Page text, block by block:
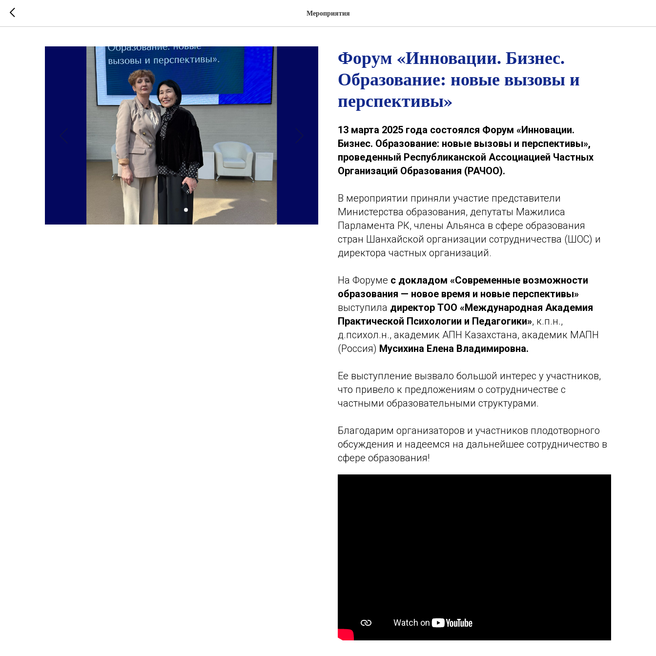
Мероприятия
Форум «Инновации. Бизнес.
Образование: новые вызовы и
перспективы»
13 марта 2025 года состоялся Форум «Инновации.
Бизнес. Образование: новые вызовы и перспективы»,
проведенный Республиканской Ассоциацией Частных
Организаций Образования (РАЧОО).
В мероприятии приняли участие представители
Министерства образования, депутаты Мажилиса
Парламента РК, члены Альянса в сфере образования
стран Шанхайской организации сотрудничества (ШОС) и
директора частных организаций.
На Форуме с докладом «Современные возможности
образования — новое время и новые перспективы»
выступила директор ТОО «Международная Академия
Практической Психологии и Педагогики», к.п.н.,
д.психол.н., академик АПН Казахстана, академик МАПН
(Россия) Мусихина Елена Владимировна.
Ее выступление вызвало большой интерес у участников,
что привело к предложениям о сотрудничестве с
частными образовательными структурами.
Благодарим организаторов и участников плодотворного
обсуждения и надеемся на дальнейшее сотрудничество в
сфере образования!